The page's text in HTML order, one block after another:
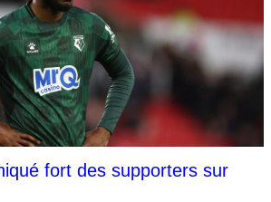
fort des supporters sur